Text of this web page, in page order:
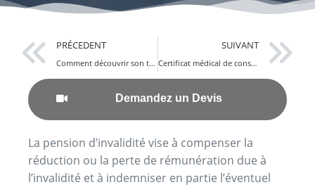
PRÉCEDENT
Comment découvrir son taux d’invalidité ?
SUIVANT
Certificat médical de consolidation : Un guide complet
Demandez un Devis
La pension d’invalidité vise à compenser la
réduction ou la perte de rémunération due à
l’invalidité et à indemniser en partie l’éventuel